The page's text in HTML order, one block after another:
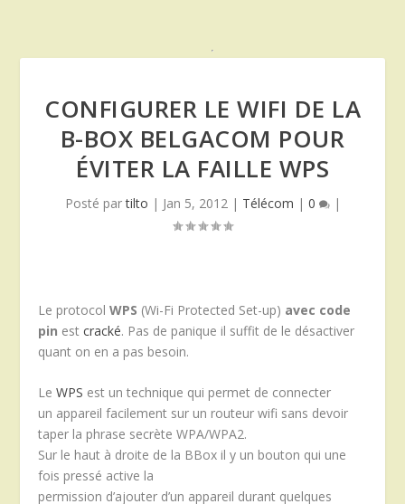
CONFIGURER LE WIFI DE LA
B-BOX BELGACOM POUR
ÉVITER LA FAILLE WPS
Posté partilto | Jan 5, 2012| Télécom | 0 |
Le protocolWPS (Wi-Fi Protected Set-up) avec code
pin estcracké. Pas de panique il suffit de le désactiver
quant on en a pas besoin.
LeWPS est un technique qui permet de connecter
un appareil facilement sur un routeur wifi sans devoir
taper la phrase secrète WPA/WPA2.
Sur le haut à droite de la BBox il y un bouton qui une
fois pressé active la
permission d’ajouter d’un appareil durant quelques